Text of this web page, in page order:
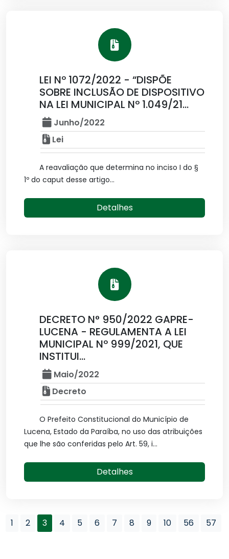
LEI Nº 1072/2022 - “DISPÕE
SOBRE INCLUSÃO DE DISPOSITIVO
NA LEI MUNICIPAL Nº 1.049/21...
Junho/2022
Lei
A reavaliação que determina no inciso I do §
1º do caput desse artigo...
Detalhes
DECRETO N° 950/2022 GAPRE-
LUCENA - REGULAMENTA A LEI
MUNICIPAL Nº 999/2021, QUE
INSTITUI...
Maio/2022
Decreto
O Prefeito Constitucional do Município de
Lucena, Estado da Paraíba, no uso das atribuições
que lhe são conferidas pelo Art. 59, i...
Detalhes
1 2 3 4 5 6 7 8 9 10 56 57